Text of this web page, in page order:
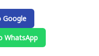
Google
WhatsApp